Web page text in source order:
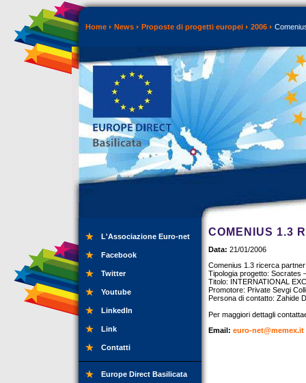
Home News Proposte di progetti europei 2006
L'Associazione Euro-net
Facebook
Twitter
Youtube
LinkedIn
Link
Contatti
Europe Direct Basilicata
COMENIUS 1.3
Data: 21/01/2006
Comenius 1.3 ricerca partner
Tipologia progetto: Socrates
Titolo: INTERNATIONAL
Promotore: Private Sevgi
Persona di contatto: Zahide
Per maggiori dettagli
Email: euro-net@memex.it